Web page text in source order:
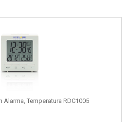
Alarma, Temperatura RDC1005